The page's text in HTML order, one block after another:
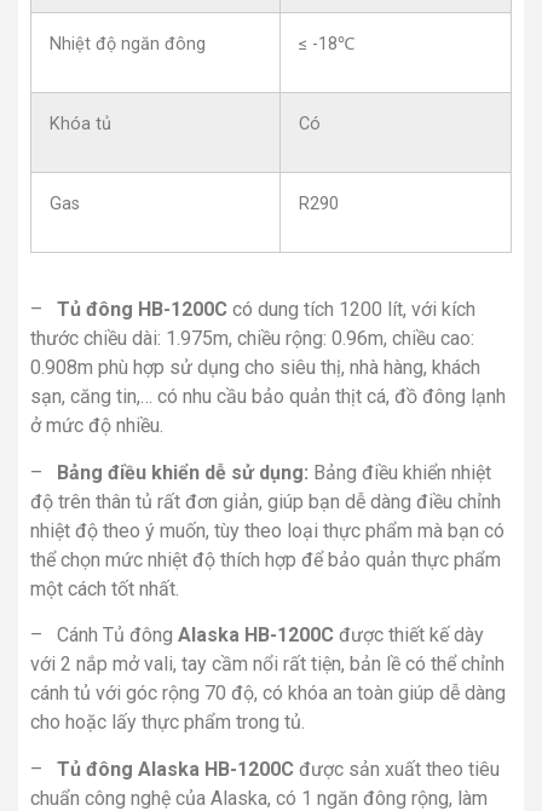
Nhiệt độ ngăn đông ≤ -18℃
Khóa tủ Có
Gas R290
– Tủ đông HB-1200C có dung tích 1200 lít, với kích
thước chiều dài: 1.975m, chiều rộng: 0.96m, chiều cao:
0.908m phù hợp sử dụng cho siêu thị, nhà hàng, khách
sạn, căng tin,… có nhu cầu bảo quản thịt cá, đồ đông lạnh
ở mức độ nhiều.
– Bảng điều khiển dễ sử dụng: Bảng điều khiển nhiệt
độ trên thân tủ rất đơn giản, giúp bạn dễ dàng điều chỉnh
nhiệt độ theo ý muốn, tùy theo loại thực phẩm mà bạn có
thể chọn mức nhiệt độ thích hợp để bảo quản thực phẩm
một cách tốt nhất.
– Cánh Tủ đông Alaska HB-1200C được thiết kế dày
với 2 nắp mở vali, tay cầm nổi rất tiện, bản lề có thể chỉnh
cánh tủ với góc rộng 70 độ, có khóa an toàn giúp dễ dàng
cho hoặc lấy thực phẩm trong tủ.
– Tủ đông Alaska HB-1200C được sản xuất theo tiêu
chuẩn công nghệ của Alaska, có 1 ngăn đông rộng, làm